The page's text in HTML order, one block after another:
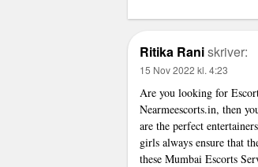
Ritika Raniskriver:
15 Nov 2022 kl. 4:23
Are you looking for
Nearmeescorts.in, then
are the perfect
girls always ensure that
these Mumbai Escorts